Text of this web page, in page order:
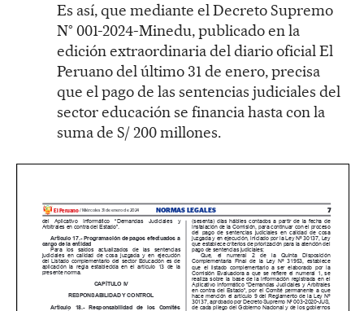
Es así, que mediante el Decreto Supremo
N° 001-2024-Minedu, publicado en la
edición extraordinaria del diario oficial El
Peruano del último 31 de enero, precisa
que el pago de las sentencias judiciales del
sector educación se financia hasta con la
suma de S/ 200 millones.